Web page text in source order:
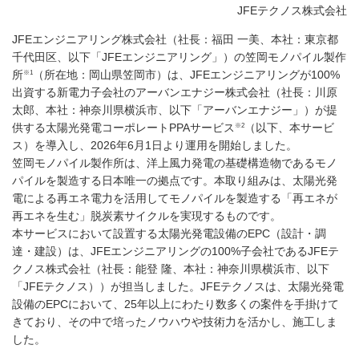
JFEテクノス株式会社
JFEエンジニアリング株式会社（社長：福田 一美、本社：東京都
千代田区、以下「JFEエンジニアリング」）の笠岡モノパイル製作
所※1
（所在地：岡山県笠岡市）は、JFEエンジニアリングが100%
出資する新電力子会社のアーバンエナジー株式会社（社長：川原
太郎、本社：神奈川県横浜市、以下「アーバンエナジー」）が提
供する太陽光発電コーポレートPPAサービス ※2
（以下、本サービ
ス）を導入し、2026年6月1日より運用を開始しました。
笠岡モノパイル製作所は、洋上風力発電の基礎構造物であるモノ
パイルを製造する日本唯一の拠点です。本取り組みは、太陽光発
電による再エネ電力を活用してモノパイルを製造する「再エネが
再エネを生む」脱炭素サイクルを実現するものです。
本サービスにおいて設置する太陽光発電設備のEPC（設計・調
達・建設）は、JFEエンジニアリングの100%子会社であるJFEテ
クノス株式会社（社長：能登 隆、本社：神奈川県横浜市、以下
「JFEテクノス））が担当しました。JFEテクノスは、太陽光発電
設備のEPCにおいて、25年以上にわたり数多くの案件を手掛けて
きており、その中で培ったノウハウや技術力を活かし、施工しま
した。